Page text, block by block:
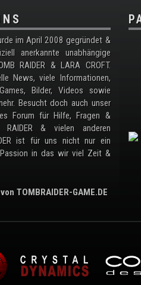
im April 2008 gegründet &
anerkannte unabhängige
RAIDER & LARA CROFT.
News, viele Informationen,
Bilder, Videos sowie
Besucht doch auch unser
Forum für Hilfe, Fragen &
RAIDER & vielen anderen
ist für uns nicht nur ein
in das wir viel Zeit &
TOMBRAIDER-GAME.DE